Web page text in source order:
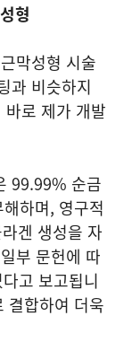
형
막성형 시술
과 비슷하지
로 제가 개발
99.99% 순금
하며, 영구적
겐 생성을 자
부 문헌에 따
고 보고됩니
결합하여 더욱